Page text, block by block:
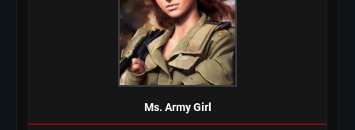
Ms. Army Girl